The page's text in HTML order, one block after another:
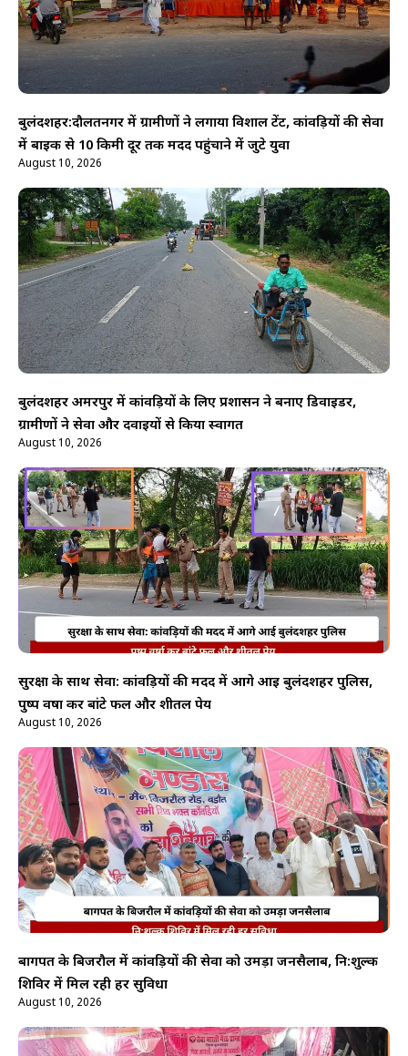
बुलंदशहर:दौलतनगर में ग्रामीणों ने लगाया विशाल टेंट, कांवड़ियों की सेवा
में बाइक से 10 किमी दूर तक मदद पहुंचाने में जुटे युवा
August 10, 2026
बुलंदशहर अमरपुर में कांवड़ियों के लिए प्रशासन ने बनाए डिवाइडर,
ग्रामीणों ने सेवा और दवाइयों से किया स्वागत
August 10, 2026
सुरक्षा के साथ सेवा: कांवड़ियों की मदद में आगे आई बुलंदशहर पुलिस,
पुष्प वर्षा कर बांटे फल और शीतल पेय
August 10, 2026
बागपत के बिजरौल में कांवड़ियों की सेवा को उमड़ा जनसैलाब, नि:शुल्क
शिविर में मिल रही हर सुविधा
August 10, 2026